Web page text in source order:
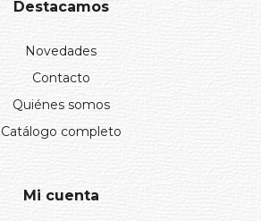
Destacamos
Novedades
Contacto
Quiénes somos
Catálogo completo
Mi cuenta